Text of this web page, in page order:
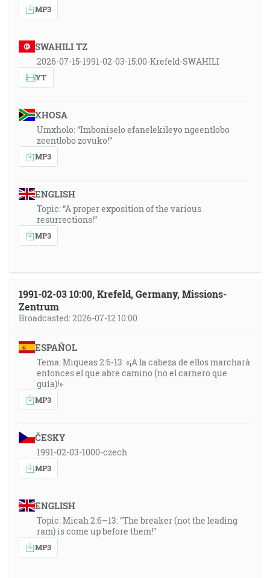
MP3
SWAHILI TZ
2026-07-15-1991-02-03-15:00-Krefeld-SWAHILI
YT
XHOSA
Umxholo: “Imboniselo efanelekileyo ngeentlobo
zeentlobo zovuko!”
MP3
ENGLISH
Topic: “A proper exposition of the various
resurrections!”
MP3
1991-02-03 10:00, Krefeld, Germany, Missions-
Zentrum
Broadcasted: 2026-07-12 10:00
ESPAÑOL
Tema: Miqueas 2:6-13: «¡A la cabeza de ellos marchará
entonces el que abre camino (no el carnero que
guía)!»
MP3
ČESKY
1991-02-03-1000-czech
MP3
ENGLISH
Topic: Micah 2:6–13: “The breaker (not the leading
ram) is come up before them!”
MP3